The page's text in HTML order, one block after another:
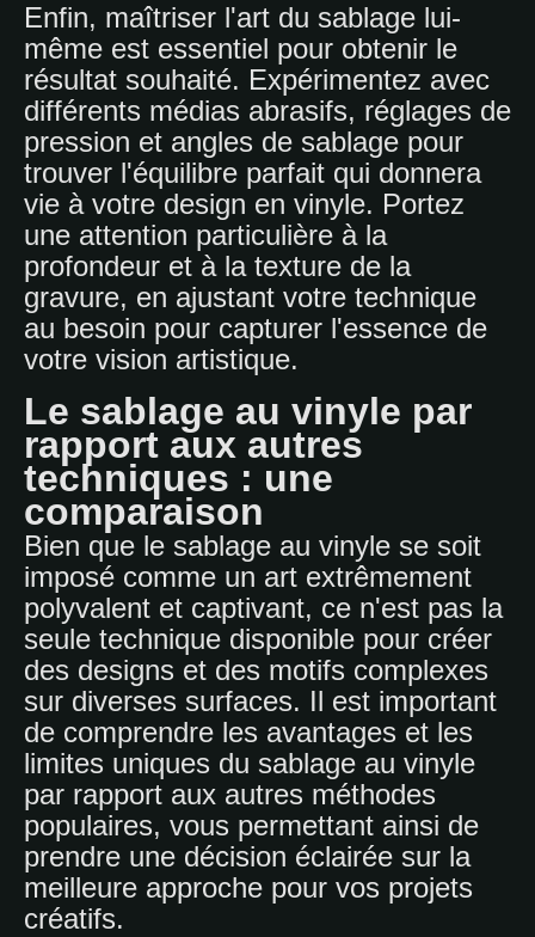
Enfin, maîtriser l'art du sablage lui-
même est essentiel pour obtenir le
résultat souhaité. Expérimentez avec
différents médias abrasifs, réglages de
pression et angles de sablage pour
trouver l'équilibre parfait qui donnera
vie à votre design en vinyle. Portez
une attention particulière à la
profondeur et à la texture de la
gravure, en ajustant votre technique
au besoin pour capturer l'essence de
votre vision artistique.
Le sablage au vinyle par
rapport aux autres
techniques : une
comparaison
Bien que le sablage au vinyle se soit
imposé comme un art extrêmement
polyvalent et captivant, ce n'est pas la
seule technique disponible pour créer
des designs et des motifs complexes
sur diverses surfaces. Il est important
de comprendre les avantages et les
limites uniques du sablage au vinyle
par rapport aux autres méthodes
populaires, vous permettant ainsi de
prendre une décision éclairée sur la
meilleure approche pour vos projets
créatifs.